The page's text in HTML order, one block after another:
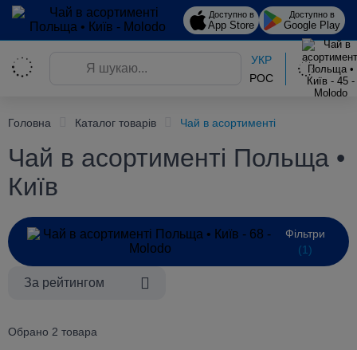
Доступно в
App Store
Доступно в
Google Play
УКР
РОС
Головна Каталог товарів Чай в асортименті
Чай в асортименті Польща •
Київ
Фільтри
(1)
За рейтингом
Обрано 2 товара